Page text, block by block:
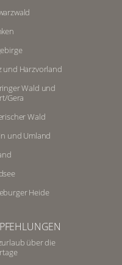
und Harzvorland
Wald und
Gera
Wald
und Umland
Heide
über die